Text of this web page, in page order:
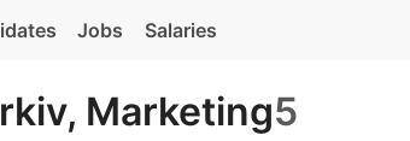
Jobs Salaries
Marketing5